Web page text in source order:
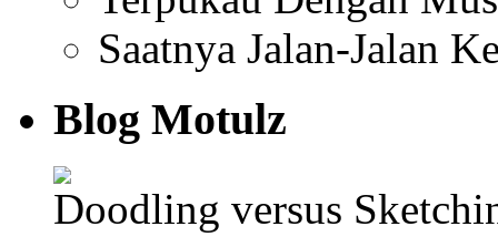
Saatnya Jalan-Jalan
Blog Motulz
Doodling versus